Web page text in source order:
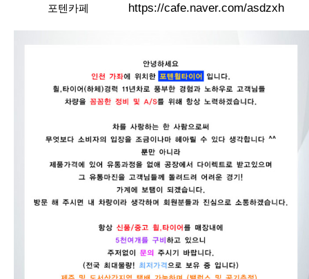
포텐카페 https://cafe.naver.com/asdzxh